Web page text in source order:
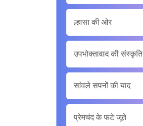
ल्हासा की ओर
उपभोक्तावाद की संस्कृति
सांवले सपनों की याद
प्रेमचंद के फटे जूते